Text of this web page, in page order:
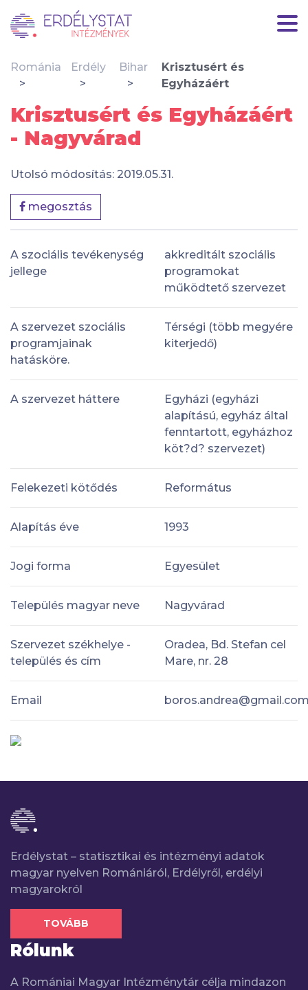
Románia Erdély Bihar
Krisztusért és
Egyházáért
Krisztusért és Egyházáért
- Nagyvárad
Utolsó módosítás: 2019.05.31.
megosztás
A szociális tevékenység
jellege
akkreditált szociális
programokat
működtető szervezet
A szervezet szociális
programjainak
hatásköre.
Térségi (több megyére
kiterjedő)
A szervezet háttere
Egyházi (egyházi
alapítású, egyház által
fenntartott, egyházhoz
köt?d? szervezet)
Felekezeti kötődés Református
Alapítás éve 1993
Jogi forma Egyesület
Település magyar neve Nagyvárad
Szervezet székhelye -
település és cím
Oradea, Bd. Stefan cel
Mare, nr. 28
Email
Erdélystat – statisztikai és intézményi adatok
magyar nyelven Romániáról, Erdélyről, erdélyi
magyarokról
TOVÁBB
Rólunk
A Romániai Magyar Intézménytár célja mindazon